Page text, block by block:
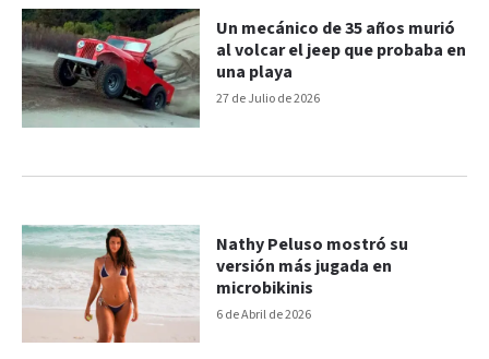
27 de Julio de 2026
Un mecánico de 35 años murió
al volcar el jeep que probaba en
una playa
6 de Abril de 2026
Nathy Peluso mostró su
versión más jugada en
microbikinis